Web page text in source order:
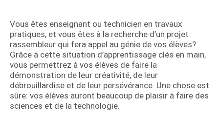
Vous êtes enseignant ou technicien en travaux
pratiques, et vous êtes à la recherche d’un projet
rassembleur qui fera appel au génie de vos élèves?
Grâce à cette situation d’apprentissage clés en main,
vous permettrez à vos élèves de faire la
démonstration de leur créativité, de leur
débrouillardise et de leur persévérance. Une chose est
sûre: vos élèves auront beaucoup de plaisir à faire des
sciences et de la technologie.